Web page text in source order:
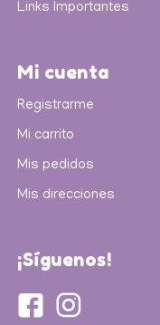
Links Importantes
Mi cuenta
Registrarme
Mi carrito
Mis pedidos
Mis direcciones
¡Síguenos!